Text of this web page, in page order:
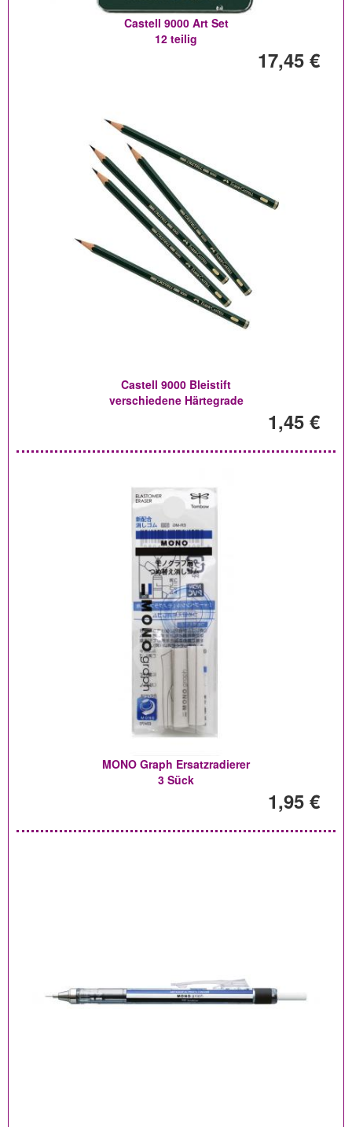
Castell 9000 Art Set
12 teilig
17,45 €
Castell 9000 Bleistift
verschiedene Härtegrade
1,45 €
MONO Graph Ersatzradierer
3 Sück
1,95 €